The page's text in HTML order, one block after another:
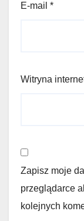
E-mail *
Witryna
Zapisz moje
przeglądarce
kolejnych